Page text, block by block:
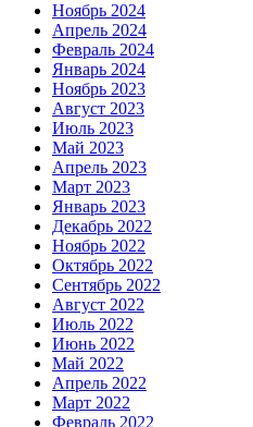
Ноябрь 2024
Апрель 2024
Февраль 2024
Январь 2024
Ноябрь 2023
Август 2023
Июль 2023
Май 2023
Апрель 2023
Март 2023
Январь 2023
Декабрь 2022
Ноябрь 2022
Октябрь 2022
Сентябрь 2022
Август 2022
Июль 2022
Июнь 2022
Май 2022
Апрель 2022
Март 2022
Февраль 2022